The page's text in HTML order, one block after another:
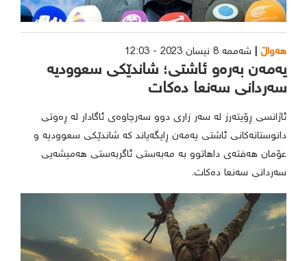
هەواڵ شەممە 8 نیسان 2023 - 12:03
یەمەن بەرەو ئاشتی؛ شاندێکی سعوودیە
سەردانی سەنعا دەکات
ئاژانسی ڕۆیتەرز لە سەر زاری دوو سەرچاوەی ئاگادار لە ڕەوتی
دانوستانەکانی ئاشتی یەمەن ڕایگەیاند کە شاندێکی سعوودیە و
عۆمان هەفتەی داهاتوو بە مەبەستی ئاگربەستی هەمیشەیی
سەردانی سەنعا دەکات.